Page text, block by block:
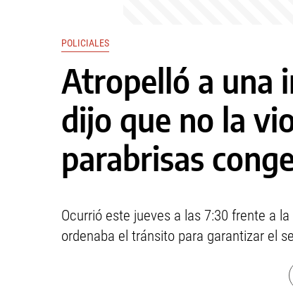
POLICIALES
Atropelló a una
dijo que no la
parabrisas
Ocurrió este jueves a las 7:30 frente a
ordenaba el tránsito para garantizar el